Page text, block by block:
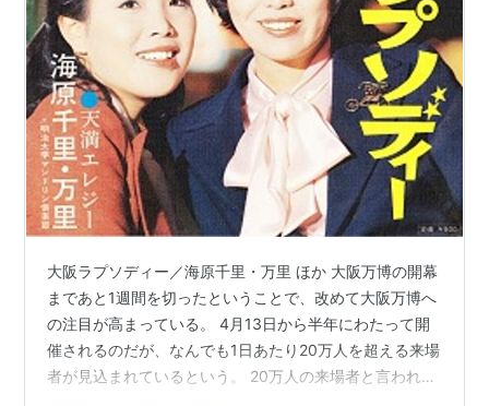
大阪ラプソディー／海原千里・万里 ほか 大阪万博の開幕
まであと1週間を切ったということで、改めて大阪万博へ
の注目が高まっている。 4月13日から半年にわたって開
催されるのだが、なんでも1日あたり20万人を超える来場
者が見込まれているという。 20万人の来場者と言われて